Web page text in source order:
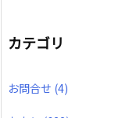
カテゴリ
お問合せ (4)